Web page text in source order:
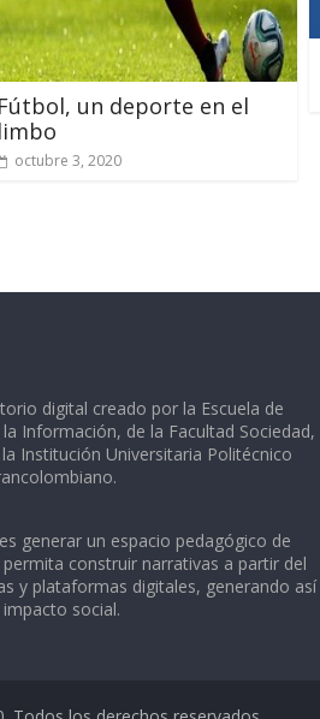
Fútbol, un deporte en el
limbo
octubre 3, 2020
digital creado por la Escuela de
Información, de la Facultad Sociedad,
Institución Universitaria Politécnico
generar un espacio pedagógico de
construir narrativas a partir del
y plataformas digitales, generando así
impacto social.